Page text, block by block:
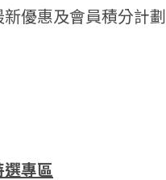
新優惠及會員積分計劃
選專區